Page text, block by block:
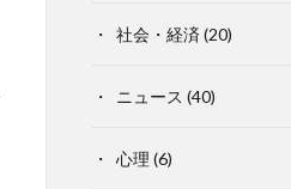
社会・経済(20)
ニュース (40)
心理 (6)